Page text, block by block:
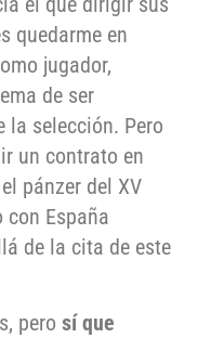
quedarme en
jugador,
de ser
la selección. Pero
un contrato en
pánzer del XV
con España
de la cita de este
pero sí que